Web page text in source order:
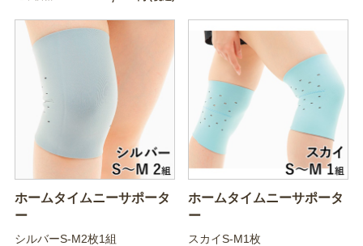
ホームタイムニーサポータ
ー
シルバーS-M2枚1組
ホームタイムニーサポータ
ー
スカイS-M1枚